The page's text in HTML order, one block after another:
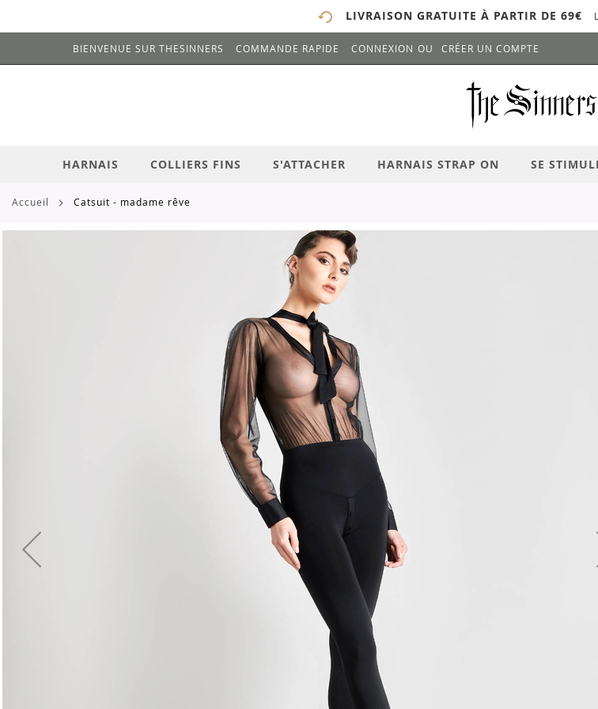
LIVRAISON GRATUITE À PARTIR DE 69€
ALLEZ
BIENVENUE SUR THESINNERS COMMANDE RAPIDE CONNEXION CRÉER UN COMPTE
# ENTREZ AU MOINS 3 CARACTÈRES POUR LANCER LA RECHERCHE # APPUYEZ SUR LA
HARNAIS COLLIERS FINS S'ATTACHER HARNAIS STRAP ON SE
accueil catsuit - madame rêve